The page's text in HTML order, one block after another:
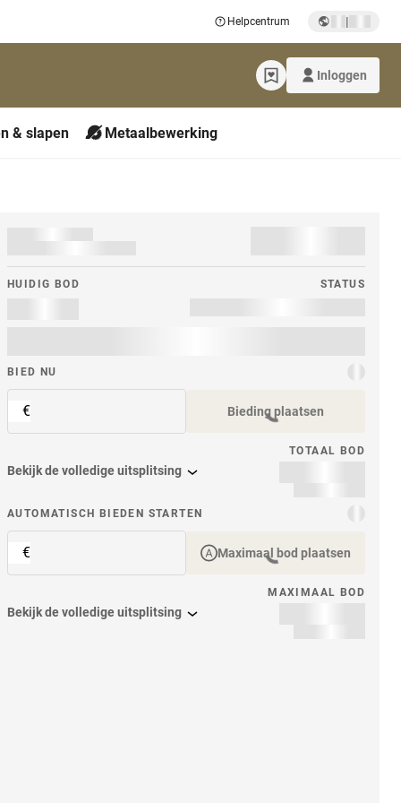
Helpcentrum |
Inloggen
& slapen Metaalbewerking
HUIDIG ​​BOD STATUS
BIED NU
€ Bieding plaatsen
TOTAAL BOD
Bekijk de volledige uitsplitsing
AUTOMATISCH BIEDEN STARTEN
€ Maximaal bod plaatsen
MAXIMAAL BOD
Bekijk de volledige uitsplitsing